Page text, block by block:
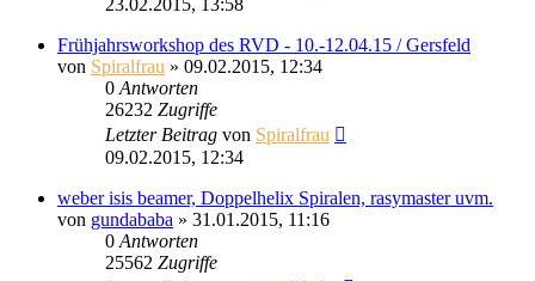
Frühjahrsworkshop des RVD - 10.-12.04.15 / Gersfeld
von Spiralfrau » 09.02.2015, 12:34
0 Antworten
26232 Zugriffe
Letzter Beitrag von Spiralfrau
09.02.2015, 12:34
weber isis beamer, Doppelhelix Spiralen, rasymaster uvm.
von gundababa » 31.01.2015, 11:16
0 Antworten
25562 Zugriffe